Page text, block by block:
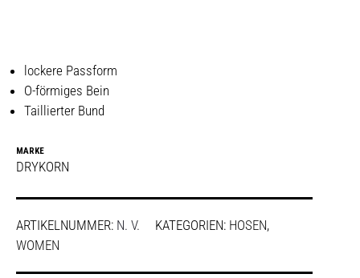
lockere Passform
O-förmiges Bein
Taillierter Bund
MARKE
DRYKORN
ARTIKELNUMMER: N. V. KATEGORIEN: HOSEN,
WOMEN